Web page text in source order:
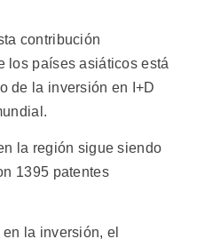
contribución
los países asiáticos está
de la inversión en I+D
la región sigue siendo
1395 patentes
la inversión, el